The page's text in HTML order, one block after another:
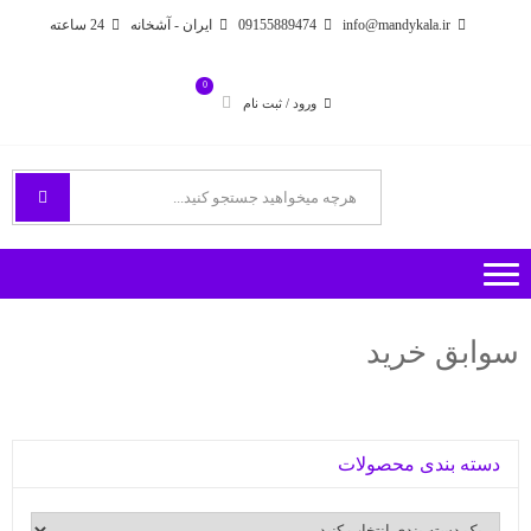
info@mandykala.ir
09155889474 ایران - آشخانه
ورود / ثبت نام
0
فروشگاه اینترنتی مندی
سوابق خرید
دسته بندی محصولات